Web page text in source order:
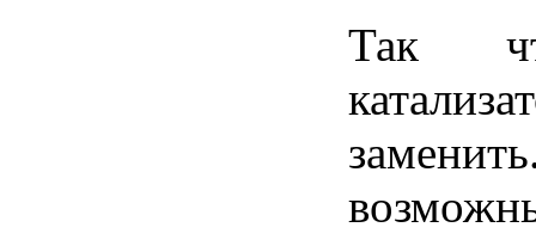
Так